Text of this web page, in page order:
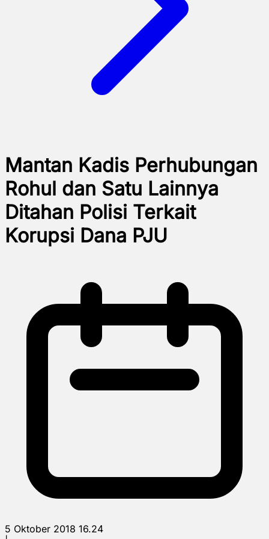
Mantan Kadis Perhubungan
Rohul dan Satu Lainnya
Ditahan Polisi Terkait
Korupsi Dana PJU
5 Oktober 2018 16.24